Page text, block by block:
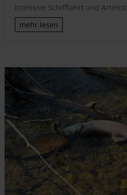
intensive Schifffahrt und
mehr lesen